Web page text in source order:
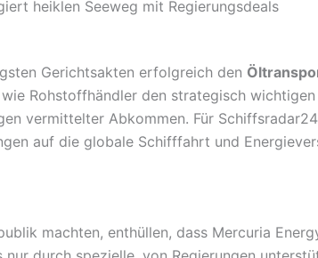
Gerichtsakten erfolgreich den
Rohstoffhändler den strategisch
vermittelter Abkommen. Für
auf die globale Schifffahrt und
machten, enthüllen, dass Mercuria